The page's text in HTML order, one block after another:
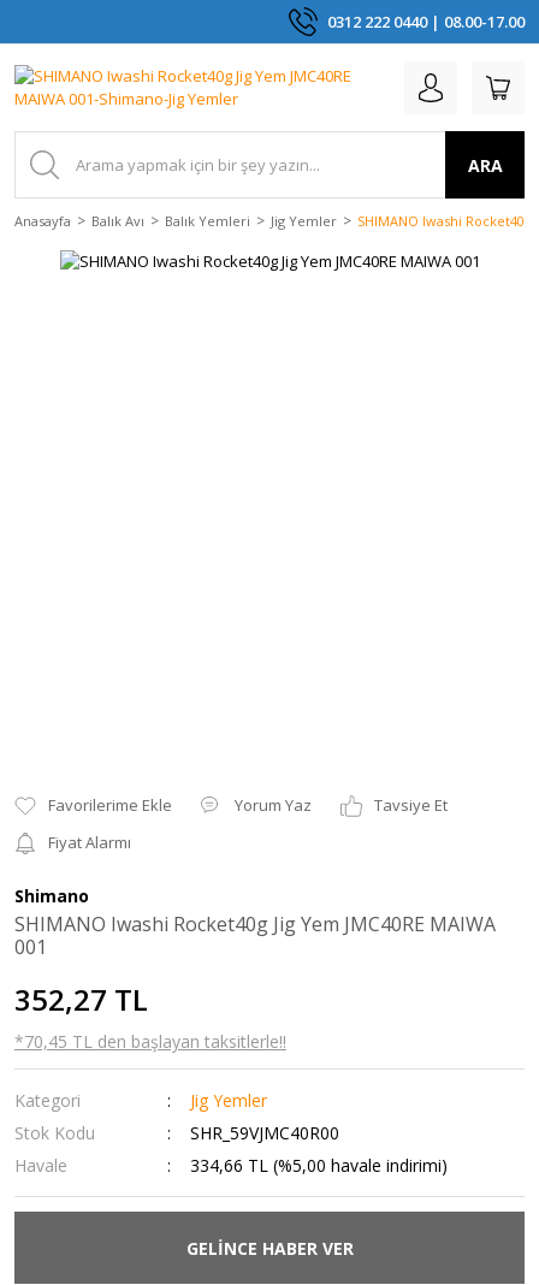
0312 222 0440 | 08.00-17.00
ARA
Anasayfa Balık Avı Balık Yemleri Jig Yemler SHIMANO Iwashi Rocket40g
Yorum Yaz
Tavsiye Et
Fiyat Alarmı
Shimano
SHIMANO Iwashi Rocket40g Jig Yem JMC40RE MAIWA
001
352,27 TL
*70,45 TL den başlayan taksitlerle!!
Kategori
Jig Yemler
Stok Kodu
SHR_59VJMC40R00
Havale
334,66 TL (%5,00 havale indirimi)
GELİNCE HABER VER